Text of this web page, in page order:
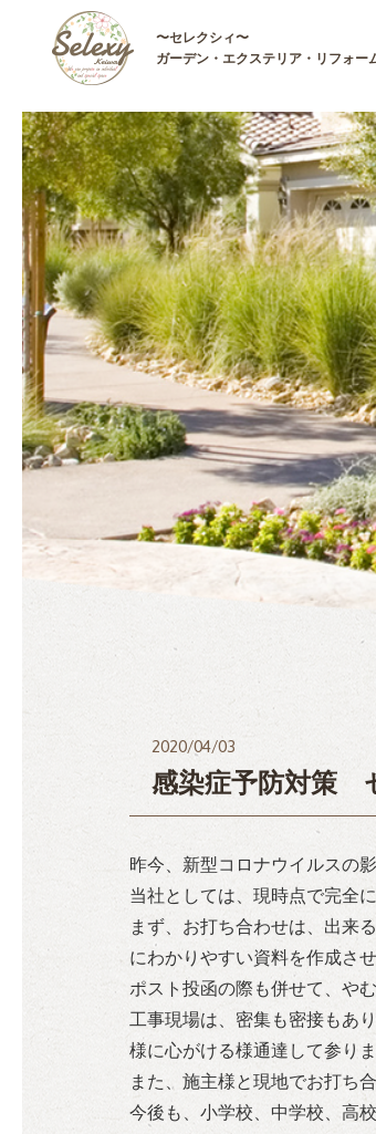
〜セレクシィ〜
ガーデン・エクステリア・リフォー
2020/04/03
感染症予防対策
昨今、新型コロナウイルスの
当社としては、現時点で完全
まず、お打ち合わせは、出来
にわかりやすい資料を作成さ
ポスト投函の際も併せて、や
工事現場は、密集も密接もあ
様に心がける様通達して参りま
また、施主様と現地でお打ち
今後も、小学校、中学校、高